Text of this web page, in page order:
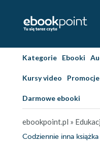
Kategorie Ebooki
Kursy video Promocje
Darmowe ebooki
ebookpoint.pl »
Codziennie inna książka